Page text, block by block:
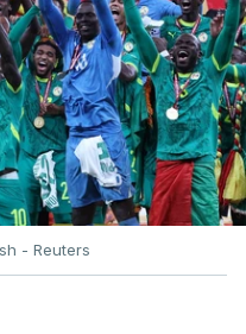
- Reuters